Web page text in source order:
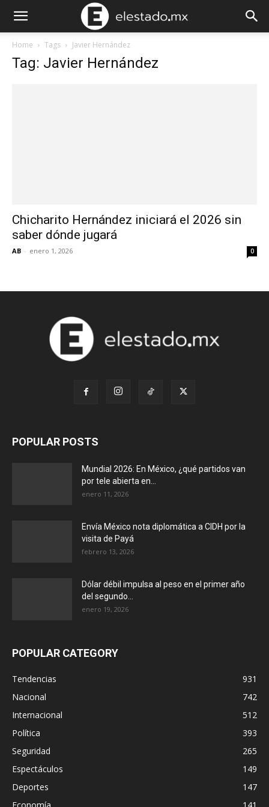
Home Tags Javier Hernández
Tag: Javier Hernández
Chicharito Hernández iniciará el 2026 sin
saber dónde jugará
AB - enero 1, 2026 0
POPULAR POSTS
Mundial 2026: En México, ¿qué partidos van
por tele abierta en...
enero 11, 2026
Envía México nota diplomática a CIDH por la
visita de Payá
febrero 13, 2026
Dólar débil impulsa al peso en el primer año
del segundo...
enero 19, 2026
POPULAR CATEGORY
Tendencias
931
Nacional
742
Internacional
512
Política
393
Seguridad
265
Espectáculos
149
Deportes
147